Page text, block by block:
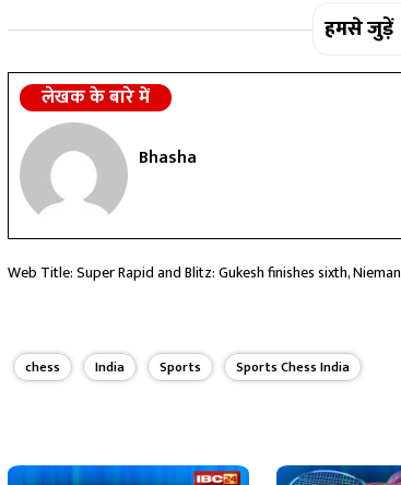
हमसे जुड़ें
लेखक के बारे में
Bhasha
Web Title: Super Rapid and Blitz: Gukesh finishes sixth,
chess India Sports Sports Chess India